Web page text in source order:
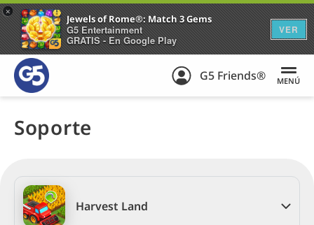
Jewels of Rome®: Match 3 Gems
G5 Entertainment
GRATIS - En Google Play
VER
+
G5 Friends® MENÚ
Soporte
Harvest Land